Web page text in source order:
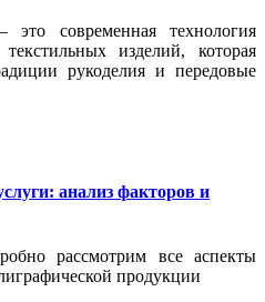
современная технология
изделий, которая
рукоделия и передовые
анализ факторов и
рассмотрим все аспекты
продукции